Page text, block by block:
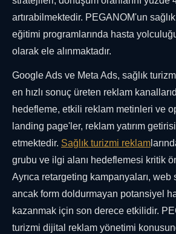
artırabilmektedir. PEGANOM'un
eğitimi programlarında hasta
olarak ele alınmaktadır.
Google Ads ve Meta Ads, sağlık
en hızlı sonuç üreten reklam
hedefleme, etkili reklam metinleri ve
landing page'ler, reklam yatırım
etmektedir. Sağlık turizmi reklam
grubu ve ilgi alanı hedeflemesi kritik
Ayrıca retargeting kampanyaları,
ancak form doldurmayan potansiyel
kazanmak için son derece etkilidir.
turizmi dijital reklam yönetimi